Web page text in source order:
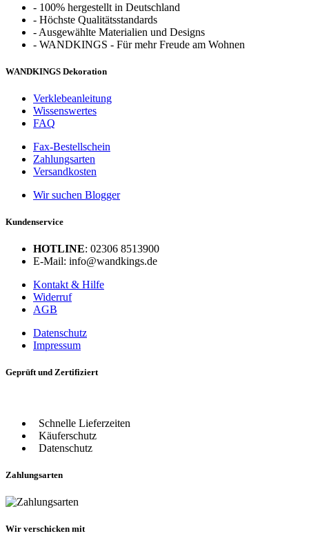
- 100% hergestellt in Deutschland
- Höchste Qualitätsstandards
- Ausgewählte Materialien und Designs
- WANDKINGS - Für mehr Freude am Wohnen
WANDKINGS Dekoration
Verklebeanleitung
Wissenswertes
FAQ
Fax-Bestellschein
Zahlungsarten
Versandkosten
Wir suchen Blogger
Kundenservice
HOTLINE: 02306 8513900
E-Mail: info@wandkings.de
Kontakt & Hilfe
Widerruf
AGB
Datenschutz
Impressum
Geprüft und Zertifiziert
Schnelle Lieferzeiten
Käuferschutz
Datenschutz
Zahlungsarten
Wir verschicken mit